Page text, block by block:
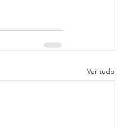
Ver tudo